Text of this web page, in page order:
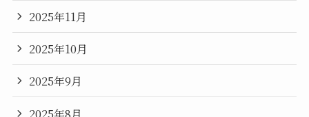
2025年11月
2025年10月
2025年9月
2025年8月